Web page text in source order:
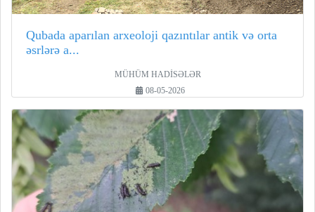
Qubada aparılan arxeoloji qazıntılar antik və orta
əsrlərə a...
MÜHÜM HADİSƏLƏR
08-05-2026